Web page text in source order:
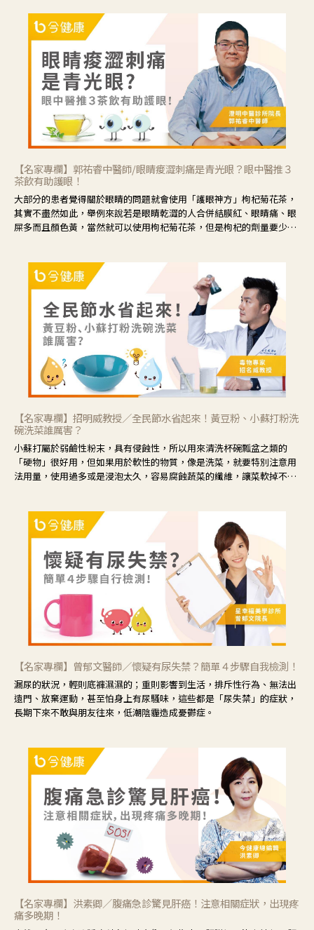
【名家專欄】郭祐睿中醫師/眼睛痠澀刺痛是青光眼？眼中醫推３
茶飲有助護眼！
大部分的患者覺得關於眼睛的問題就會使用「護眼神方」枸杞菊花茶，
其實不盡然如此，舉例來說若是眼睛乾澀的人合併結膜紅、眼睛痛、眼
屎多而且顏色黃，當然就可以使用枸杞菊花茶，但是枸杞的劑量要少，
候就要使用菊花、金銀花來治療；假如單純的眼睛乾澀，結膜沒有紅，
眼睛周圍沒有眼屎，這種情況是屬於「陰虛」，就可以使用枸杞、蓮
藕、麥門冬、山藥等比較滋潤的藥材，效果就更顯著。
【名家專欄】招明威教授／全民節水省起來！黃豆粉、小蘇打粉洗
碗洗菜誰厲害？
小蘇打屬於弱鹼性粉末，具有侵蝕性，所以用來清洗杯碗瓢盆之類的
「硬物」很好用，但如果用於軟性的物質，像是洗菜，就要特別注意用
法用量，使用過多或是浸泡太久，容易腐蝕蔬菜的纖維，讓菜軟掉不清
【名家專欄】曾郁文醫師／懷疑有尿失禁？簡單４步驟自我檢測！
漏尿的狀況，輕則底褲濕濕的；重則影響到生活，排斥性行為、無法出
遠門、放棄運動，甚至怕身上有尿騷味，這些都是「尿失禁」的症狀，
長期下來不敢與朋友往來，低潮陰霾造成憂鬱症。
【名家專欄】洪素卿／腹痛急診驚見肝癌！注意相關症狀，出現疼
痛多晚期！